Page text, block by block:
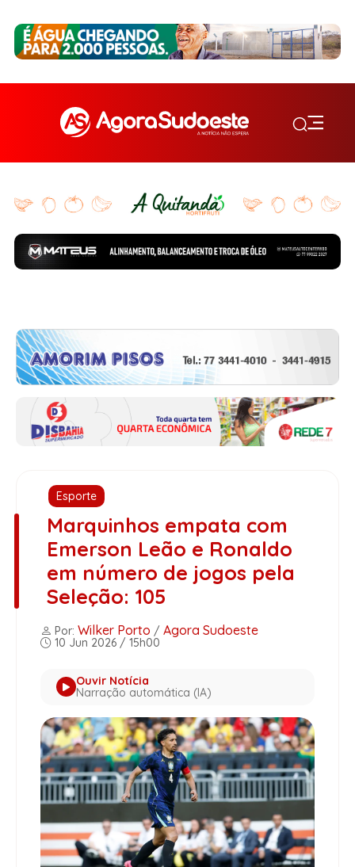
Esporte
Marquinhos empata com
Emerson Leão e Ronaldo
em número de jogos pela
Seleção: 105
Por: Wilker Porto / Agora Sudoeste
10 Jun 2026 / 15h00
Ouvir Notícia
Narração automática (IA)